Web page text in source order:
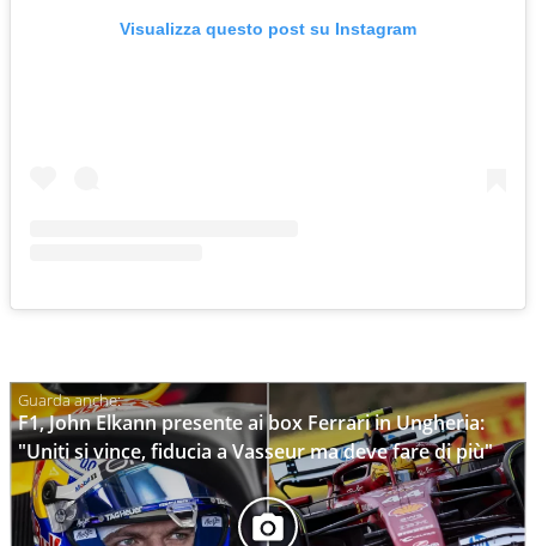
Visualizza questo post su Instagram
F1, John Elkann presente ai box Ferrari in Ungheria:
"Uniti si vince, fiducia a Vasseur ma deve fare di più"